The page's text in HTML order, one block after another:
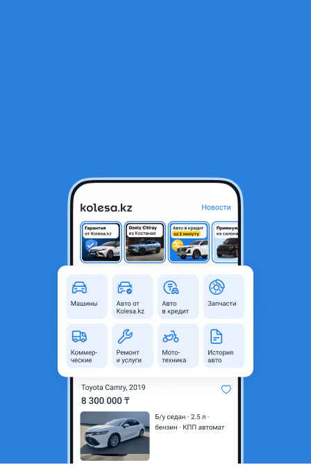
Алматы, Алматинская
область
Б/y
Оригинальность
Оригинал
Подходит на авто
Mercedes-Benz E 500
2006 - 2009 W211/S211 рестайлинг, 2002 - 2006 W211/S211